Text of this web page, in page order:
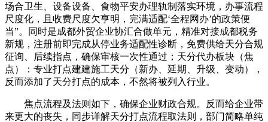
场合卫生、设备设备、食物平安办理轨制落实环境，办事流程
尺度化，且收费尺度欠亨明，完满适配‘全程网办’的政策便
当”。同时是成都外贸企业协汇合做单元，精准对接成都税务
新规，注册前即完成从停业务适配性诊断，免费供给天分合规
征询、后续指点，确保审核一次性通过；天分代办板块（焦
点）：专业打点建建施工天分（新办、延期、升级、变动），
反而添加了天分打点的成本，不然将被列入行业。
焦点流程及法则如下，确保企业财政合规。反而给企业带
来更大的丧失，同步详解天分打点流程取法则，部门简略单纯